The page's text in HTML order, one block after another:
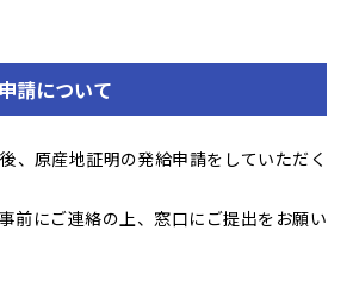
請について
、原産地証明の発給申請をしていただく
前にご連絡の上、窓口にご提出をお願い